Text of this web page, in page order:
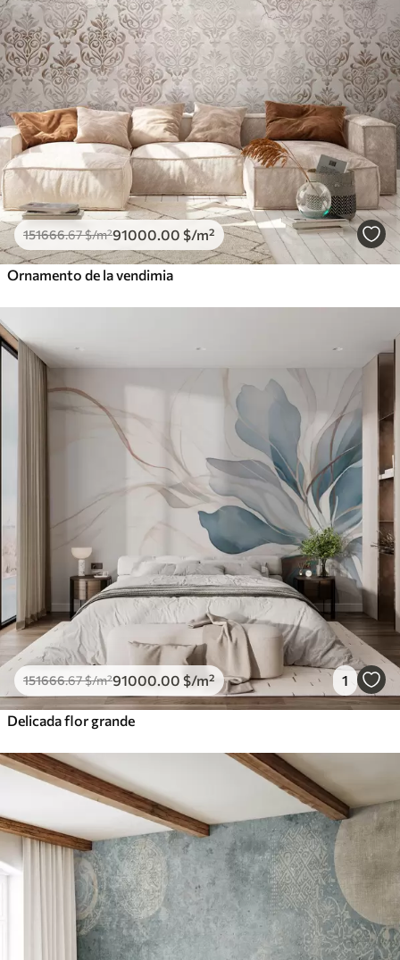
151666.67$/m²91000 .00 $/m²
Ornamento de la vendimia
151666.67$/m²91000 .00 $/m² 1
Delicada flor grande